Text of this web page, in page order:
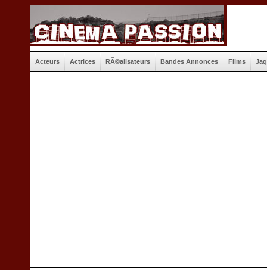
Acteurs Actrices RÃ©alisateurs Bandes Annonces Films